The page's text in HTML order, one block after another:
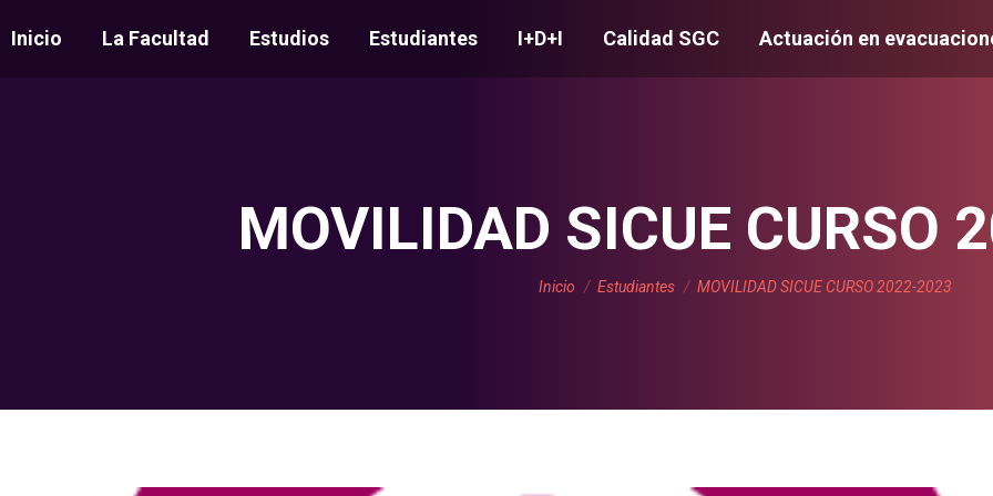
Inicio La Facultad Estudios Estudiantes I+D+I Calidad SGC Actuación en
MOVILIDAD SICUE CURSO
Estás aquí:
Inicio Estudiantes MOVILIDAD SICUE CURSO 2022-2023